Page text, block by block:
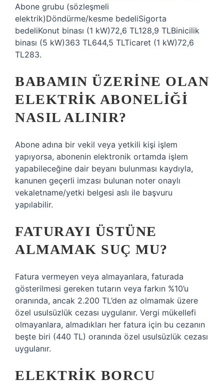
Abone grubu (sözleşmeli
elektrik)Döndürme/kesme bedeliSigorta
bedeliKonut binası (1 kW)72,6 TL128,9 TLBinicilik
binası (5 kW)363 TL644,5 TLTicaret (1 kW)72,6
TL283.
BABAMIN ÜZERINE OLAN
ELEKTRIK ABONELIĞI
NASIL ALINIR?
Abone adına bir vekil veya yetkili kişi işlem
yapıyorsa, abonenin elektronik ortamda işlem
yapabileceğine dair beyanı bulunması kaydıyla,
kanunen geçerli imzası bulunan noter onaylı
vekaletname/yetki belgesi aslı ile başvuru
yapılabilir.
FATURAYI ÜSTÜNE
ALMAMAK SUÇ MU?
Fatura vermeyen veya almayanlara, faturada
gösterilmesi gereken tutarın veya farkın %10’u
oranında, ancak 2.200 TL’den az olmamak üzere
özel usulsüzlük cezası uygulanır. Vergi mükellefi
olmayanlara, almadıkları her fatura için bu cezanın
beşte biri (440 TL) oranında özel usulsüzlük cezası
uygulanır.
ELEKTRIK BORCU